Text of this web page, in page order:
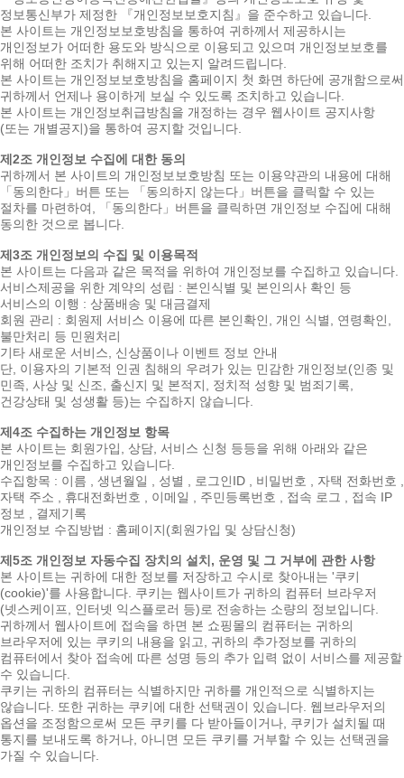
정보통신부가 제정한 『개인정보보호지침』을 준수하고 있습니다.
본 사이트는 개인정보보호방침을 통하여 귀하께서 제공하시는
개인정보가 어떠한 용도와 방식으로 이용되고 있으며 개인정보보호를
위해 어떠한 조치가 취해지고 있는지 알려드립니다.
본 사이트는 개인정보보호방침을 홈페이지 첫 화면 하단에 공개함으로써
귀하께서 언제나 용이하게 보실 수 있도록 조치하고 있습니다.
본 사이트는 개인정보취급방침을 개정하는 경우 웹사이트 공지사항
(또는 개별공지)을 통하여 공지할 것입니다.
제2조 개인정보 수집에 대한 동의
귀하께서 본 사이트의 개인정보보호방침 또는 이용약관의 내용에 대해
「동의한다」버튼 또는 「동의하지 않는다」버튼을 클릭할 수 있는
절차를 마련하여, 「동의한다」버튼을 클릭하면 개인정보 수집에 대해
동의한 것으로 봅니다.
제3조 개인정보의 수집 및 이용목적
본 사이트는 다음과 같은 목적을 위하여 개인정보를 수집하고 있습니다.
서비스제공을 위한 계약의 성립 : 본인식별 및 본인의사 확인 등
서비스의 이행 : 상품배송 및 대금결제
회원 관리 : 회원제 서비스 이용에 따른 본인확인, 개인 식별, 연령확인,
불만처리 등 민원처리
기타 새로운 서비스, 신상품이나 이벤트 정보 안내
단, 이용자의 기본적 인권 침해의 우려가 있는 민감한 개인정보(인종 및
민족, 사상 및 신조, 출신지 및 본적지, 정치적 성향 및 범죄기록,
건강상태 및 성생활 등)는 수집하지 않습니다.
제4조 수집하는 개인정보 항목
본 사이트는 회원가입, 상담, 서비스 신청 등등을 위해 아래와 같은
개인정보를 수집하고 있습니다.
수집항목 : 이름 , 생년월일 , 성별 , 로그인ID , 비밀번호 , 자택 전화번호 ,
자택 주소 , 휴대전화번호 , 이메일 , 주민등록번호 , 접속 로그 , 접속 IP
정보 , 결제기록
개인정보 수집방법 : 홈페이지(회원가입 및 상담신청)
제5조 개인정보 자동수집 장치의 설치, 운영 및 그 거부에 관한 사항
본 사이트는 귀하에 대한 정보를 저장하고 수시로 찾아내는 '쿠키
(cookie)'를 사용합니다. 쿠키는 웹사이트가 귀하의 컴퓨터 브라우저
(넷스케이프, 인터넷 익스플로러 등)로 전송하는 소량의 정보입니다.
귀하께서 웹사이트에 접속을 하면 본 쇼핑몰의 컴퓨터는 귀하의
브라우저에 있는 쿠키의 내용을 읽고, 귀하의 추가정보를 귀하의
컴퓨터에서 찾아 접속에 따른 성명 등의 추가 입력 없이 서비스를 제공할
수 있습니다.
쿠키는 귀하의 컴퓨터는 식별하지만 귀하를 개인적으로 식별하지는
않습니다. 또한 귀하는 쿠키에 대한 선택권이 있습니다. 웹브라우저의
옵션을 조정함으로써 모든 쿠키를 다 받아들이거나, 쿠키가 설치될 때
통지를 보내도록 하거나, 아니면 모든 쿠키를 거부할 수 있는 선택권을
가질 수 있습니다.